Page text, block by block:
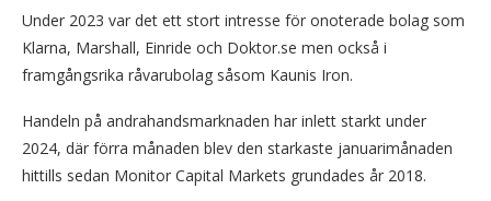
Under 2023 var det ett stort intresse för onoterade bolag som
Klarna, Marshall, Einride och Doktor.se men också i
framgångsrika råvarubolag såsom Kaunis Iron.
Handeln på andrahandsmarknaden har inlett starkt under
2024, där förra månaden blev den starkaste januarimånaden
hittills sedan Monitor Capital Markets grundades år 2018.